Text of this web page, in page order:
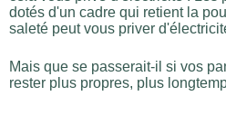
dotés d'un cadre qui retient la
saleté peut vous priver
Mais que se passerait-il si vos
rester plus propres, plus